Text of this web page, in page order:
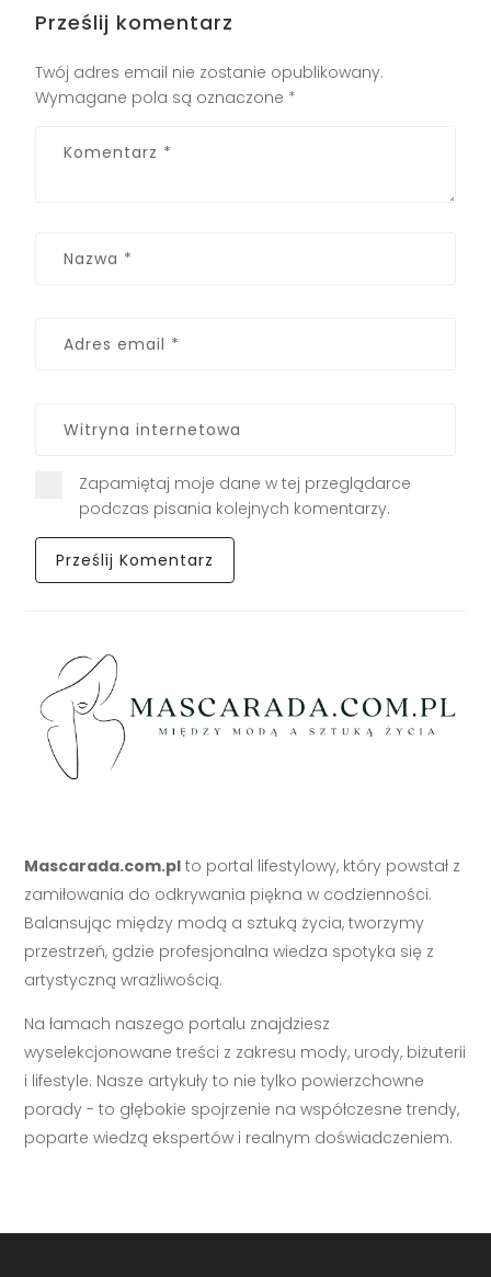
Prześlij komentarz
Twój adres email nie zostanie opublikowany.
Wymagane pola są oznaczone *
Zapamiętaj moje dane w tej przeglądarce
podczas pisania kolejnych komentarzy.
Mascarada.com.pl to portal lifestylowy, który powstał z
zamiłowania do odkrywania piękna w codzienności.
Balansując między modą a sztuką życia, tworzymy
przestrzeń, gdzie profesjonalna wiedza spotyka się z
artystyczną wrażliwością.
Na łamach naszego portalu znajdziesz
wyselekcjonowane treści z zakresu mody, urody, biżuterii
i lifestyle. Nasze artykuły to nie tylko powierzchowne
porady - to głębokie spojrzenie na współczesne trendy,
poparte wiedzą ekspertów i realnym doświadczeniem.